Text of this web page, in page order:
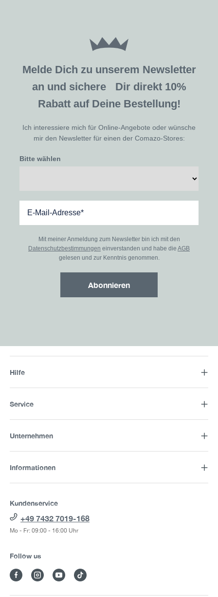
Melde Dich zu unserem Newsletter
an und sichere Dir direkt 10%
Rabatt auf Deine Bestellung!
Ich interessiere mich für Online-Angebote oder wünsche
mir den Newsletter für einen der Comazo-Stores:
Bitte wählen
Mit meiner Anmeldung zum Newsletter bin ich mit den
Datenschutzbestimmungen einverstanden und habe die AGB
gelesen und zur Kenntnis genommen.
Abonnieren
Hilfe
Service
Unternehmen
Informationen
Kundenservice
+49 7432 7019-168
Mo - Fr: 09:00 - 16:00 Uhr
Follow us